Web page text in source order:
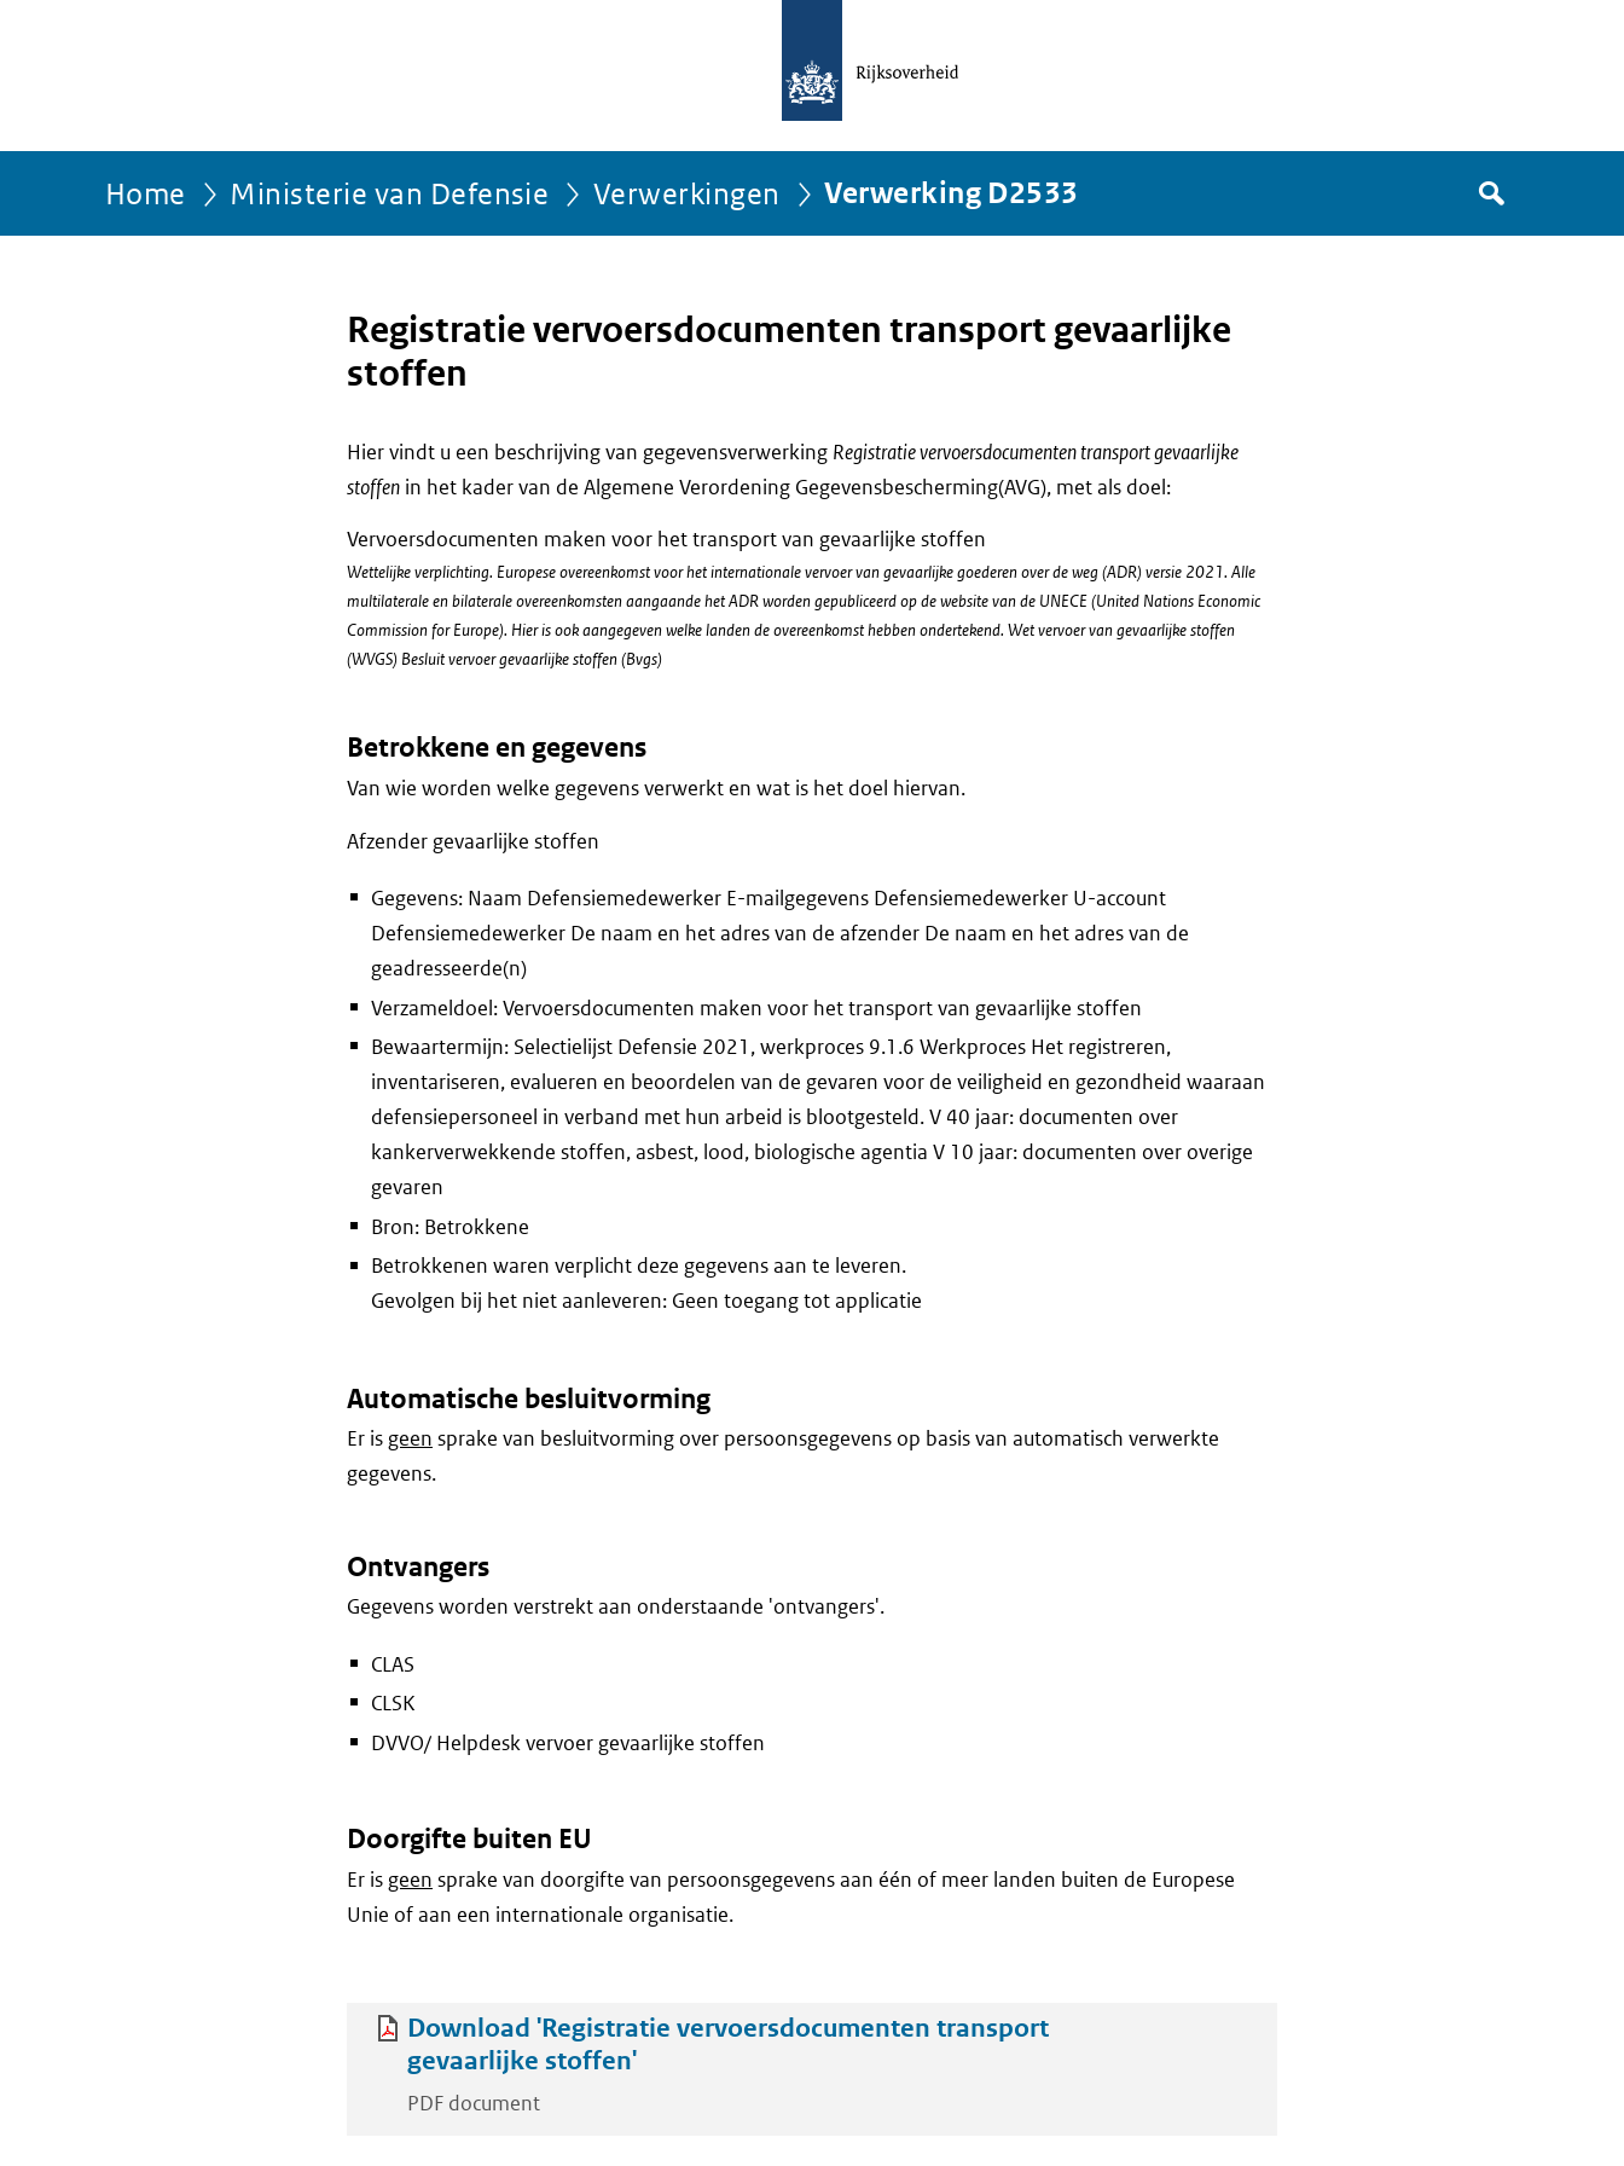
Home Ministerie van Defensie Verwerkingen Verwerking D2533
het
Registratie vervoersdocumenten transport gevaarlijke
stoffen
Hier vindt u een beschrijving van gegevensverwerking Registratie vervoersdocumenten transport gevaarlijke
stoffen in het kader van de Algemene Verordening Gegevensbescherming(AVG), met als doel:
Vervoersdocumenten maken voor het transport van gevaarlijke stoffen
Wettelijke verplichting. Europese overeenkomst voor het internationale vervoer van gevaarlijke goederen over de weg (ADR) versie 2021. Alle
multilaterale en bilaterale overeenkomsten aangaande het ADR worden gepubliceerd op de website van de UNECE (United Nations Economic
Commission for Europe). Hier is ook aangegeven welke landen de overeenkomst hebben ondertekend. Wet vervoer van gevaarlijke stoffen
(WVGS) Besluit vervoer gevaarlijke stoffen (Bvgs)
Betrokkene en gegevens
Van wie worden welke gegevens verwerkt en wat is het doel hiervan.
Afzender gevaarlijke stoffen
Gegevens: Naam Defensiemedewerker E-mailgegevens Defensiemedewerker U-account
Defensiemedewerker De naam en het adres van de afzender De naam en het adres van de
geadresseerde(n)
Verzameldoel: Vervoersdocumenten maken voor het transport van gevaarlijke stoffen
Bewaartermijn: Selectielijst Defensie 2021, werkproces 9.1.6 Werkproces Het registreren,
inventariseren, evalueren en beoordelen van de gevaren voor de veiligheid en gezondheid waaraan
defensiepersoneel in verband met hun arbeid is blootgesteld. V 40 jaar: documenten over
kankerverwekkende stoffen, asbest, lood, biologische agentia V 10 jaar: documenten over overige
gevaren
Bron: Betrokkene
Betrokkenen waren verplicht deze gegevens aan te leveren.
Gevolgen bij het niet aanleveren: Geen toegang tot applicatie
Automatische besluitvorming
Er is geen sprake van besluitvorming over persoonsgegevens op basis van automatisch verwerkte
gegevens.
Ontvangers
Gegevens worden verstrekt aan onderstaande 'ontvangers'.
CLAS
CLSK
DVVO/ Helpdesk vervoer gevaarlijke stoffen
Doorgifte buiten EU
Er is geen sprake van doorgifte van persoonsgegevens aan één of meer landen buiten de Europese
Unie of aan een internationale organisatie.
Download 'Registratie vervoersdocumenten transport
gevaarlijke stoffen'
PDF document